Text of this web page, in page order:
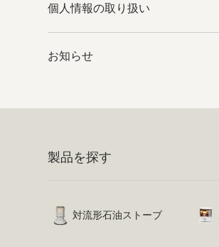
個人情報の取り扱い
お知らせ
製品を探す
対流形石油ストーブ